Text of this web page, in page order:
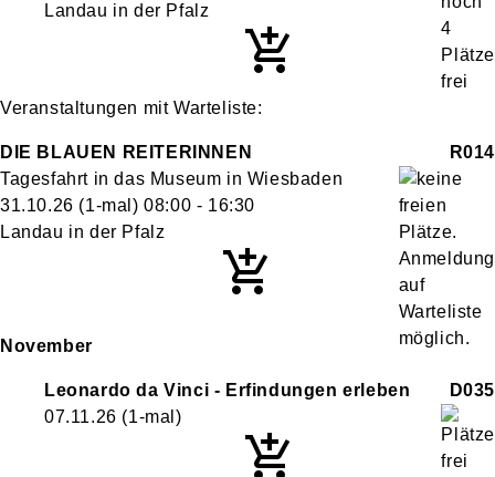
Landau in der Pfalz
Veranstaltungen mit Warteliste:
DIE BLAUEN REITERINNEN
R014
Tagesfahrt in das Museum in Wiesbaden
31.10.26 (1-mal)08:00 - 16:30
Landau in der Pfalz
November
Leonardo da Vinci - Erfindungen erleben
D035
07.11.26 (1-mal)